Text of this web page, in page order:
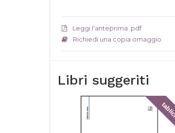
Leggi l'anteprima .pdf
Richiedi una copia omaggio
Libri suggeriti